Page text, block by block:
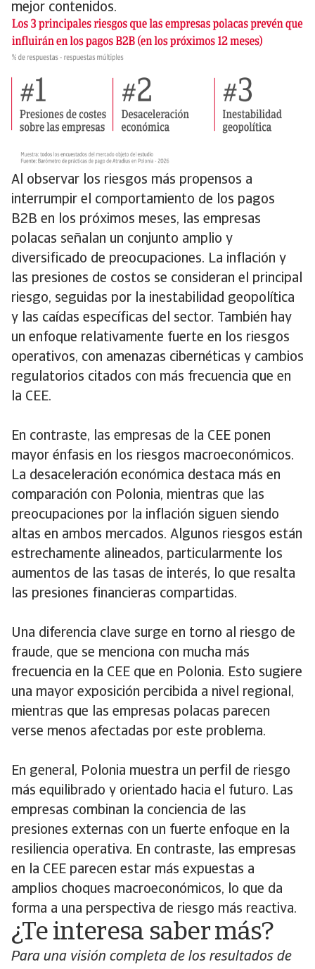
mejor contenidos.
Al observar los riesgos más propensos a
interrumpir el comportamiento de los pagos
B2B en los próximos meses, las empresas
polacas señalan un conjunto amplio y
diversificado de preocupaciones. La inflación y
las presiones de costos se consideran el principal
riesgo, seguidas por la inestabilidad geopolítica
y las caídas específicas del sector. También hay
un enfoque relativamente fuerte en los riesgos
operativos, con amenazas cibernéticas y cambios
regulatorios citados con más frecuencia que en
la CEE.
En contraste, las empresas de la CEE ponen
mayor énfasis en los riesgos macroeconómicos.
La desaceleración económica destaca más en
comparación con Polonia, mientras que las
preocupaciones por la inflación siguen siendo
altas en ambos mercados. Algunos riesgos están
estrechamente alineados, particularmente los
aumentos de las tasas de interés, lo que resalta
las presiones financieras compartidas.
Una diferencia clave surge en torno al riesgo de
fraude, que se menciona con mucha más
frecuencia en la CEE que en Polonia. Esto sugiere
una mayor exposición percibida a nivel regional,
mientras que las empresas polacas parecen
verse menos afectadas por este problema.
En general, Polonia muestra un perfil de riesgo
más equilibrado y orientado hacia el futuro. Las
empresas combinan la conciencia de las
presiones externas con un fuerte enfoque en la
resiliencia operativa. En contraste, las empresas
en la CEE parecen estar más expuestas a
amplios choques macroeconómicos, lo que da
forma a una perspectiva de riesgo más reactiva.
¿Te interesa saber más?
Para una visión completa de los resultados de